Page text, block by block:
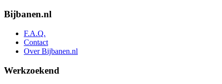
Bijbanen.nl
F.A.Q.
Contact
Over Bijbanen.nl
Werkzoekend